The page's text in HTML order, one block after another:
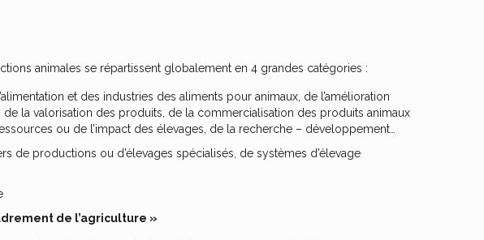
animales se répartissent globalement en 4 grandes catégories :
et des industries des aliments pour animaux, de l’amélioration
la valorisation des produits, de la commercialisation des produits animaux
ou de l’impact des élevages, de la recherche – développement…
de productions ou d’élevages spécialisés, de systèmes d’élevage
de l’agriculture »